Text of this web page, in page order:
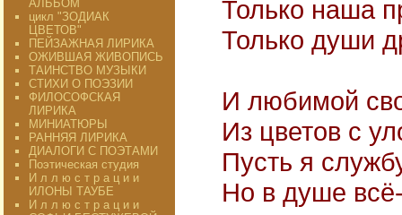
АЛЬБОМ
цикл "ЗОДИАК
ЦВЕТОВ"
ПЕЙЗАЖНАЯ ЛИРИКА
ОЖИВШАЯ ЖИВОПИСЬ
ТАИНСТВО МУЗЫКИ
СТИХИ О ПОЭЗИИ
ФИЛОСОФСКАЯ
ЛИРИКА
МИНИАТЮРЫ
РАННЯЯ ЛИРИКА
ДИАЛОГИ С ПОЭТАМИ
Поэтическая студия
И л л ю с т р а ц и и
ИЛОНЫ ТАУБЕ
И л л ю с т р а ц и и
Только наша
Только души
И любимой
Из цветов с
Пусть я
Но в душе